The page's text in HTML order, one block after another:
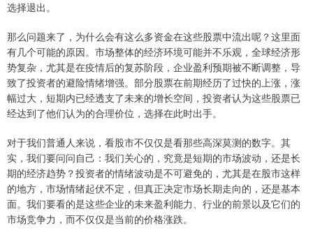
选择退出。
那么问题来了，为什么会有这么多资金在这些股票中流出呢？这里面
有几个可能的原因。市场整体的经济环境可能并不乐观，全球经济形
势复杂，尤其是在疫情后的复苏阶段，企业盈利预期被不断调整，导
致了投资者的避险情绪增强。部分股票在前期经历了过快的上涨，涨
幅过大，短期内已经透支了未来的增长空间，投资者认为这些股票已
经达到了他们认为的合理价位，选择在此时出手。
对于我们普通人来说，看股市不仅仅是看那些高深莫测的数字。其
实，我们要问问自己：我们关心的，究竟是短期的市场波动，还是长
期的经济趋势？投资者的情绪波动是不可避免的，尤其是在股市这样
的地方，市场情绪起伏不定，但真正决定市场长期走向的，还是基本
面。我们要看的是这些企业的未来盈利能力、行业的前景以及它们的
市场竞争力，而不仅仅是当前的价格涨跌。